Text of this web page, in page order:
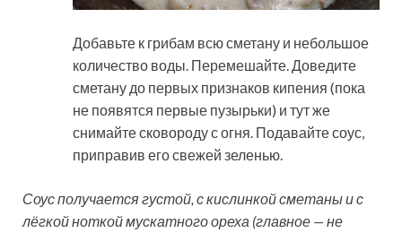
Добавьте к грибам всю сметану и небольшое
количество воды. Перемешайте. Доведите
сметану до первых признаков кипения (пока
не появятся первые пузырьки) и тут же
снимайте сковороду с огня. Подавайте соус,
приправив его свежей зеленью.
Соус получается густой, с кислинкой сметаны и с
лёгкой ноткой мускатного ореха (главное — не